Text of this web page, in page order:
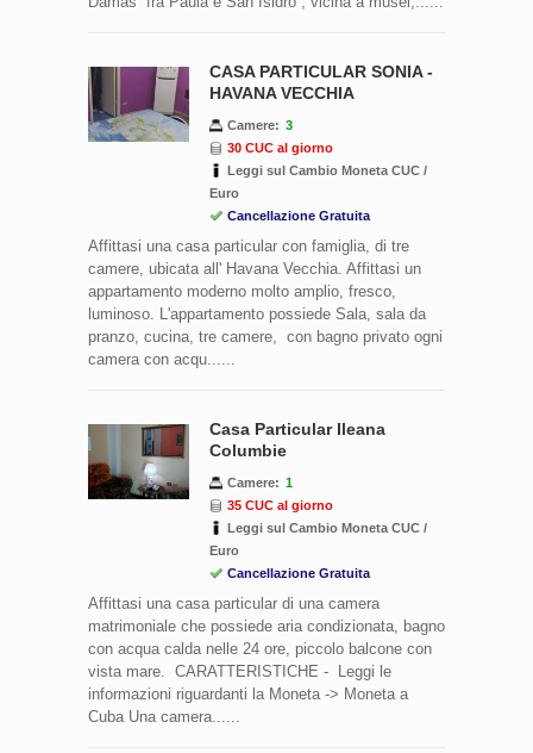
CASA PARTICULAR SONIA -
HAVANA VECCHIA
Camere: 3
30 CUC al giorno
Leggi sul Cambio Moneta CUC /
Euro
Cancellazione Gratuita
Affittasi una casa particular con famiglia, di tre
camere, ubicata all' Havana Vecchia. Affittasi un
appartamento moderno molto amplio, fresco,
luminoso. L'appartamento possiede Sala, sala da
pranzo, cucina, tre camere, con bagno privato ogni
camera con acqu......
Casa Particular Ileana
Columbie
Camere: 1
35 CUC al giorno
Leggi sul Cambio Moneta CUC /
Euro
Cancellazione Gratuita
Affittasi una casa particular di una camera
matrimoniale che possiede aria condizionata, bagno
con acqua calda nelle 24 ore, piccolo balcone con
vista mare. CARATTERISTICHE - Leggi le
informazioni riguardanti la Moneta -> Moneta a
Cuba Una camera......